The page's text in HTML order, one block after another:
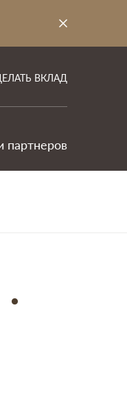
ВКЛАД
партнеров